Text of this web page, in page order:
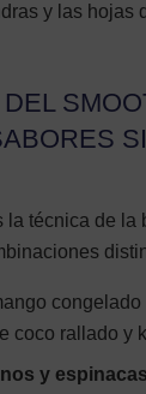
y las hojas
la técnica de la
coco rallado y
y